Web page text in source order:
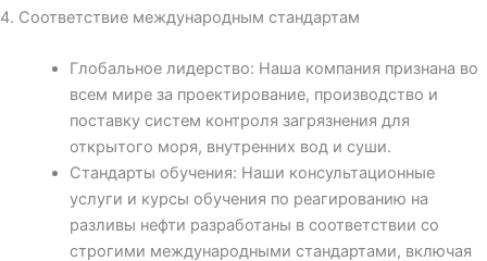
4. Соответствие международным стандартам
Глобальное лидерство: Наша компания признана во
всем мире за проектирование, производство и
поставку систем контроля загрязнения для
открытого моря, внутренних вод и суши.
Стандарты обучения: Наши консультационные
услуги и курсы обучения по реагированию на
разливы нефти разработаны в соответствии со
строгими международными стандартами, включая